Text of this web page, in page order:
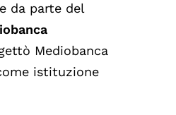
da parte del
Mediobanca
istituzione